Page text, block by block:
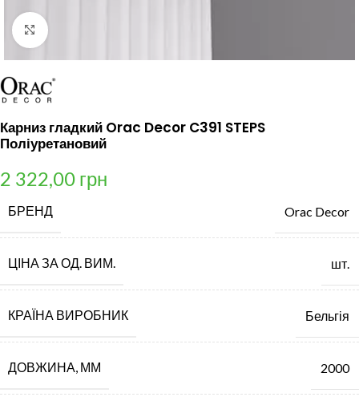
Клацніть, щоб збільшити
Карниз гладкий Orac Decor C391 STEPS
Поліуретановий
2 322,00 грн
БРЕНД Orac Decor
ЦІНА ЗА ОД. ВИМ. шт.
КРАЇНА ВИРОБНИК Бельгія
ДОВЖИНА, ММ 2000